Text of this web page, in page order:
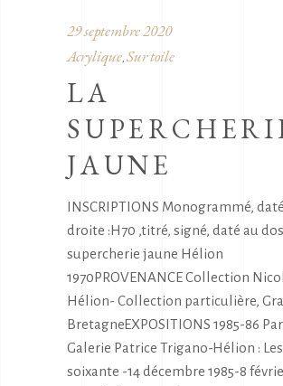
29 septembre 2020
Acrylique, Sur toile
LA
JAUNE
INSCRIPTIONS Monogrammé,
droite :H70 ,titré, signé, daté au
supercherie jaune Hélion
1970PROVENANCE Collection
Hélion- Collection particulière,
BretagneEXPOSITIONS 1985-86
Galerie Patrice Trigano-Hélion :
soixante -14 décembre 1985-8